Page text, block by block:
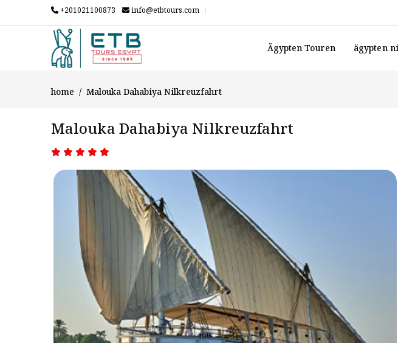
+201021100873 info@etbtours.com
Ägypten Touren ägypten
home Malouka Dahabiya Nilkreuzfahrt
Malouka Dahabiya Nilkreuzfahrt